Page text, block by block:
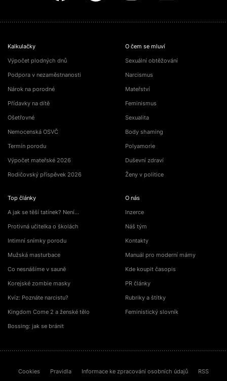
Kalkulačky
Výpočet plodných dnů
Podpora v nezaměstnanosti
Nárok na porodné
Přídavky na dítě
Ošetřovné
Nemocenská OSVČ
Termín porodu
Výpočet mateřské 2026
Rodičovský příspěvek 2026
Top články
A jak se těší tatínek? Není…
Protivná učitelka o školách
Intimní snímky porodu
Mužská masturbace
Co nesnášíme v sauně
Korejské zombie masky
Kvíz: Poznáte narcistu?
Kingdom Come 2 a ženské tělo
Bossing: jak se bránit
O čem se mluví
Sexuální obtěžování
Narcismus
Mateřství
Feminismus
Sexualita
Body shaming
Polyamorie
Duševní zdraví
Ženy v politice
O nás
Inzerce
Náš tým
Kontakty
Manuál pro moderní mámy
Kde koupit časopis
PR články
Rubriky a štítky
Feministický slovník
Cookies Pravidla Informace ke zpracování osobních údajů RSS